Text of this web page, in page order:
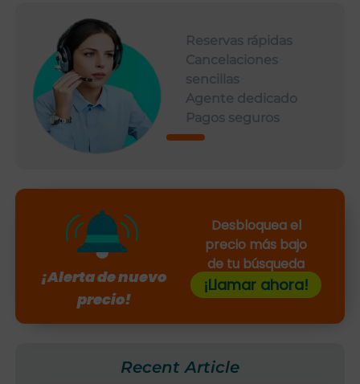
Reservas rápidas
Cancelaciones
sencillas
Agente dedicado
Pagos seguros
¡Alerta de nuevo
precio!
Desbloquea el
precio más bajo
de tu búsqueda
¡Llamar ahora!
Recent Article